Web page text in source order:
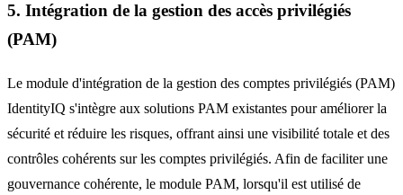
5. Intégration de la gestion des accès privilégiés
(PAM)
Le module d'intégration de la gestion des comptes privilégiés (PAM)
IdentityIQ s'intègre aux solutions PAM existantes pour améliorer la
sécurité et réduire les risques, offrant ainsi une visibilité totale et des
contrôles cohérents sur les comptes privilégiés. Afin de faciliter une
gouvernance cohérente, le module PAM, lorsqu'il est utilisé de